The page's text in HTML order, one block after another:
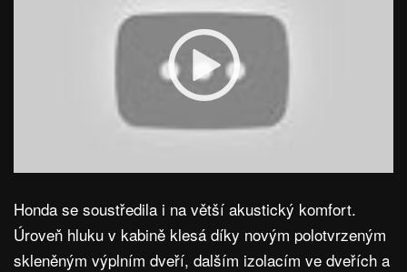
Honda se soustředila i na větší akustický komfort.
Úroveň hluku v kabině klesá díky novým polotvrzeným
skleněným výplním dveří, dalším izolacím ve dveřích a